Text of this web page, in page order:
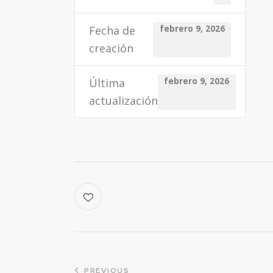
Fecha de
creación
febrero 9, 2026
Última
actualización
febrero 9, 2026
PREVIOUS